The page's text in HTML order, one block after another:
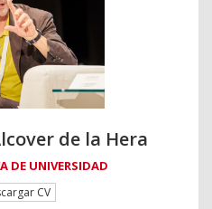
de la Hera
DE UNIVERSIDAD
CV